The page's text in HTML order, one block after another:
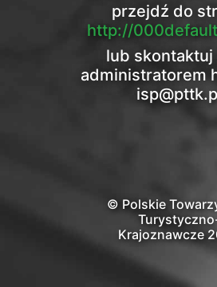
przejdź do
http://
lub skontaktuj
administratorem
© Polskie
Krajoznawcze